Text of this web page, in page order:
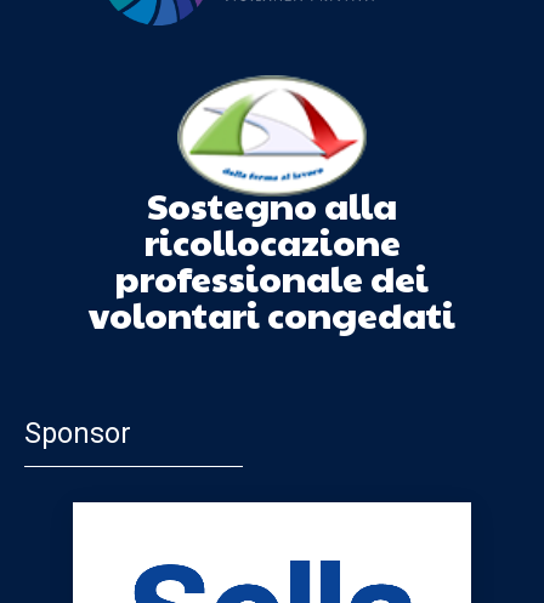
Sostegno alla
ricollocazione
professionale dei
volontari congedati
Sponsor